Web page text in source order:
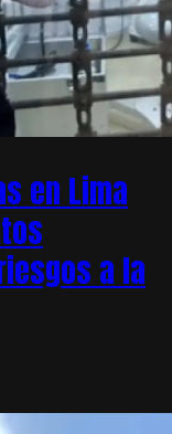
en Lima
a la